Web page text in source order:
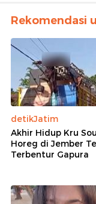
Rekomendasi
detikJatim
Akhir Hidup Kru
Horeg di Jember
Terbentur Gapura